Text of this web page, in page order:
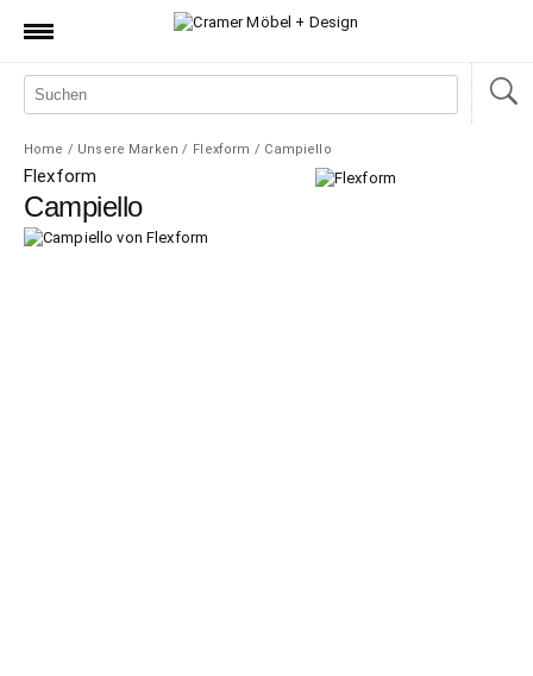
Produkte
Manufaktur
Aktionen
Home / Unsere Marken / Flexform / Campiello
Flexform
Campiello